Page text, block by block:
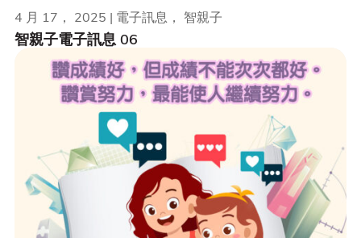
智親子電子訊息 06
4 月 17， 2025 | 電子訊息， 智親子